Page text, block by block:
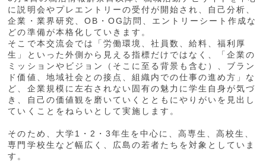
に説明会やプレエントリーの受付が開始され、自己分析、
企業・業界研究、OB・OG訪問、エントリーシート作成な
どの準備が本格化していきます。
そこで本交流会では「労働環境、社員数、給料、福利厚
生」といった外側から見える指標だけではなく、「企業の
ミッションやビジョン（そこに至る背景も含む）、ブラン
ド価値、地域社会との接点、組織内での仕事の進め方」な
ど、企業規模に左右されない固有の魅力に学生自身が気づ
き、自己の価値観を磨いていくとともにやりがいを見出し
ていくことをねらいとして実施します。
そのため、大学1・2・3年生を中心に、高専生、高校生、
専門学校生など幅広く、広島の若者たちを対象としていま
す。